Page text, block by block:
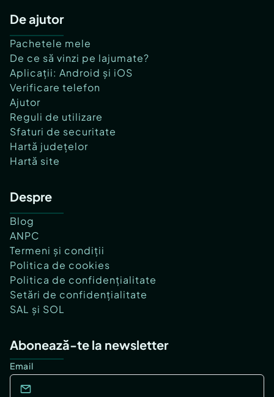
De ajutor
Pachetele mele
De ce să vinzi pe lajumate?
Aplicații: Android și iOS
Verificare telefon
Ajutor
Reguli de utilizare
Sfaturi de securitate
Hartă județelor
Hartă site
Despre
Blog
ANPC
Termeni și condiții
Politica de cookies
Politica de confidențialitate
Setări de confidențialitate
SAL și SOL
Abonează-te la newsletter
Email